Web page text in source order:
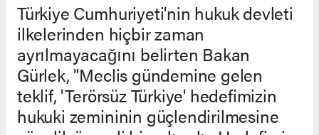
Türkiye Cumhuriyeti'nin hukuk devleti
ilkelerinden hiçbir zaman
ayrılmayacağını belirten Bakan
Gürlek, "Meclis gündemine gelen
teklif, 'Terörsüz Türkiye' hedefimizin
hukuki zemininin güçlendirilmesine